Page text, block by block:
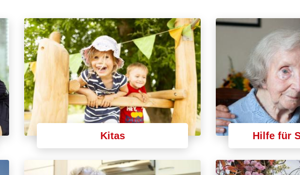
Kitas Hilfe für